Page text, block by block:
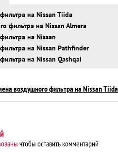
на Nissan Tiida
фильтра на Nissan Almera
на Nissan
на Nissan Pathfinder
на Nissan Qashqai
воздушного фильтра на Nissan Tiida
чтобы оставить комментарий